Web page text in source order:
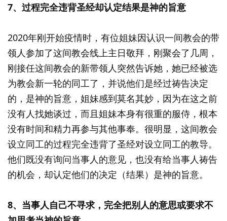
7、过程完全违背圣经却认定结果是神的旨意
2020年刚开始疫情时，有位姐妹因认识一间教会的带
领人参加了这间教会线上主日敬拜，刚聚会了几周，
刚接任这间教会的新带领人突然告诉她，她已经被选
为教会新一轮的同工了，并说他们是经过祷告决定
的，是神的旨意，姐妹感到莫名其妙，因为在这之前
没有人找她谈过，而且姐妹本身有很重的服侍，根本
没有时间和精力再参与其他事奉。很明显，这间教会
设立同工的过程完全违背了圣经对设立同工的教导。
他们既没有询问当事人的意见，也没有给当事人祷告
的机会，却认定他们的决定（结果）是神的旨意。
8、当事人自己不寻求，完全把别人的意思或要求不